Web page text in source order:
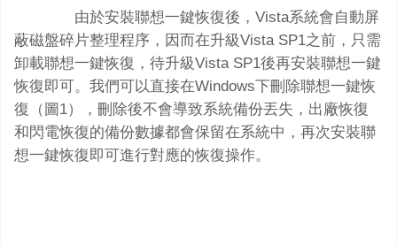
由於安裝聯想一鍵恢復後，Vista系統會自動屏
蔽磁盤碎片整理程序，因而在升級Vista SP1之前，只需
卸載聯想一鍵恢復，待升級Vista SP1後再安裝聯想一鍵
恢復即可。我們可以直接在Windows下刪除聯想一鍵恢
復（圖1），刪除後不會導致系統備份丟失，出廠恢復
和閃電恢復的備份數據都會保留在系統中，再次安裝聯
想一鍵恢復即可進行對應的恢復操作。